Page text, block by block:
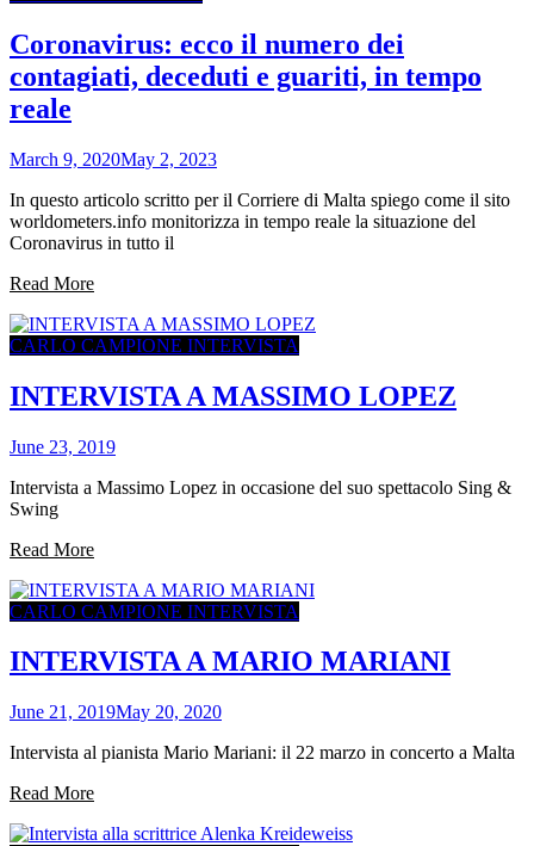
Coronavirus: ecco il numero dei
contagiati, deceduti e guariti, in tempo
reale
March 9, 2020May 2, 2023
In questo articolo scritto per il Corriere di Malta spiego come il sito
worldometers.info monitorizza in tempo reale la situazione del
Coronavirus in tutto il
Read More
CARLO CAMPIONE INTERVISTA
INTERVISTA A MASSIMO LOPEZ
June 23, 2019
Intervista a Massimo Lopez in occasione del suo spettacolo Sing &
Swing
Read More
CARLO CAMPIONE INTERVISTA
INTERVISTA A MARIO MARIANI
June 21, 2019May 20, 2020
Intervista al pianista Mario Mariani: il 22 marzo in concerto a Malta
Read More